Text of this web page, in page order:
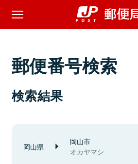
郵便番号検索
検索結果
岡山県 岡山市
オカヤマシ